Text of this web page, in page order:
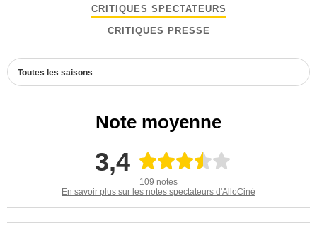
CRITIQUES SPECTATEURS
CRITIQUES PRESSE
Toutes les saisons
Note moyenne
3,4
109 notes
En savoir plus sur les notes spectateurs d'AlloCiné